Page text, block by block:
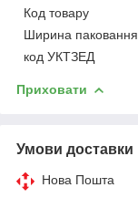
Код товару
Ширина паковання
код УКТЗЕД
Приховати
Умови доставки
Нова Пошта